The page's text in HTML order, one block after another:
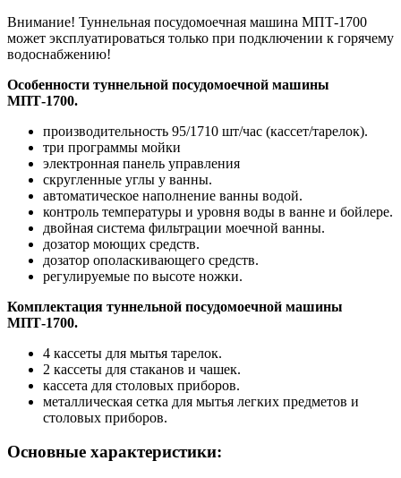
Внимание! Туннельная посудомоечная машина МПТ-1700
может эксплуатироваться только при подключении к горячему
водоснабжению!
Особенности туннельной посудомоечной машины
МПТ-1700.
производительность 95/1710 шт/час (кассет/тарелок).
три программы мойки
электронная панель управления
скругленные углы у ванны.
автоматическое наполнение ванны водой.
контроль температуры и уровня воды в ванне и бойлере.
двойная система фильтрации моечной ванны.
дозатор моющих средств.
дозатор ополаскивающего средств.
регулируемые по высоте ножки.
Комплектация туннельной посудомоечной машины
МПТ-1700.
4 кассеты для мытья тарелок.
2 кассеты для стаканов и чашек.
кассета для столовых приборов.
металлическая сетка для мытья легких предметов и
столовых приборов.
Основные характеристики: